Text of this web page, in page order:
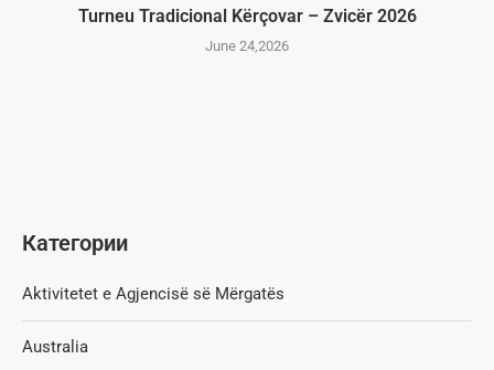
Turneu Tradicional Kërçovar – Zvicër 2026
June 24,2026
Категории
Aktivitetet e Agjencisë së Мërgatës
Australia